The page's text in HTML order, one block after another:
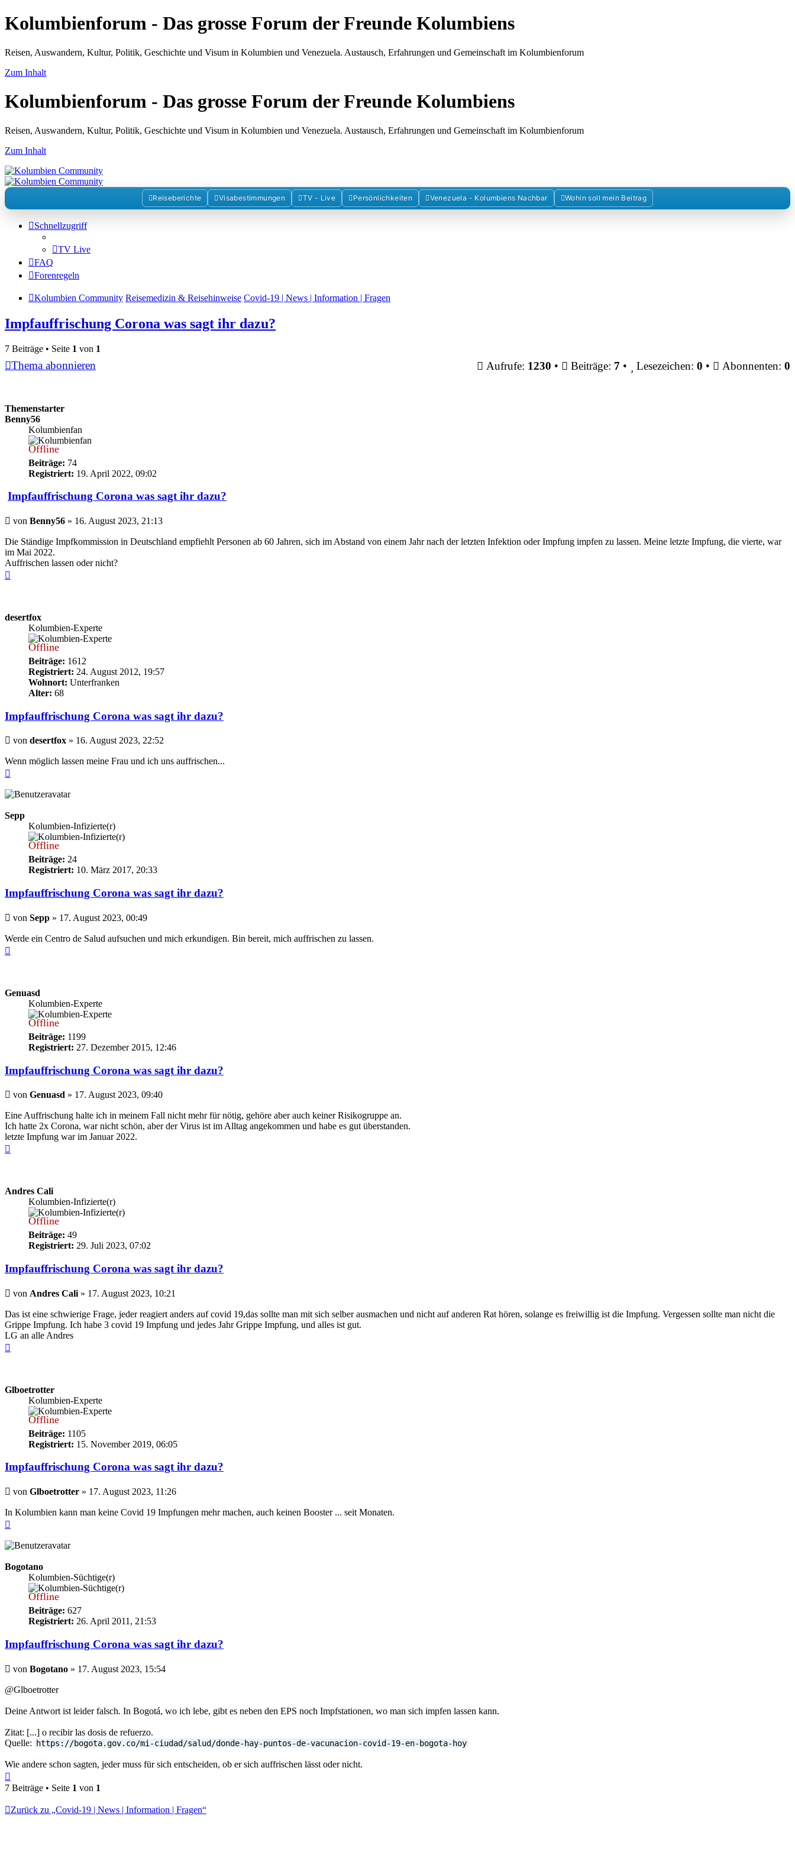
Kolumbienforum - Das grosse Forum der Freunde Kolumbiens
Reisen, Auswandern, Kultur, Politik, Geschichte und Visum in Kolumbien und Venezuela. Austausch, Erfahrungen und Gemeinschaft im Kolumbienforum
Zum Inhalt
Kolumbienforum - Das grosse Forum der Freunde Kolumbiens
Reisen, Auswandern, Kultur, Politik, Geschichte und Visum in Kolumbien und Venezuela. Austausch, Erfahrungen und Gemeinschaft im Kolumbienforum
Zum Inhalt
Reiseberichte Visabestimmungen TV - Live Persönlichkeiten Venezuela - Kolumbiens Nachbar Wohin soll mein Beitrag
Schnellzugriff
TV Live
FAQ
Forenregeln
Kolumbien Community Reisemedizin & Reisehinweise Covid-19 | News | Information | Fragen
Impfauffrischung Corona was sagt ihr dazu?
7 Beiträge • Seite 1 von 1
Thema abonnieren Aufrufe: 1230 • Beiträge: 7 • Lesezeichen: 0 • Abonnenten: 0
Themenstarter
Benny56
Kolumbienfan
Offline
Beiträge: 74
Registriert: 19. April 2022, 09:02
Impfauffrischung Corona was sagt ihr dazu?
Beitrag
von Benny56 » 16. August 2023, 21:13
Die Ständige Impfkommission in Deutschland empfiehlt Personen ab 60 Jahren, sich im Abstand von einem Jahr nach der letzten Infektion oder Impfung impfen zu lassen. Meine letzte Impfung, die vierte, war
im Mai 2022.
Auffrischen lassen oder nicht?
desertfox
Kolumbien-Experte
Offline
Beiträge: 1612
Registriert: 24. August 2012, 19:57
Wohnort: Unterfranken
Alter: 68
Impfauffrischung Corona was sagt ihr dazu?
Beitrag
von desertfox » 16. August 2023, 22:52
Wenn möglich lassen meine Frau und ich uns auffrischen...
Sepp
Kolumbien-Infizierte(r)
Offline
Beiträge: 24
Registriert: 10. März 2017, 20:33
Impfauffrischung Corona was sagt ihr dazu?
Beitrag
von Sepp » 17. August 2023, 00:49
Werde ein Centro de Salud aufsuchen und mich erkundigen. Bin bereit, mich auffrischen zu lassen.
Genuasd
Kolumbien-Experte
Offline
Beiträge: 1199
Registriert: 27. Dezember 2015, 12:46
Impfauffrischung Corona was sagt ihr dazu?
Beitrag
von Genuasd » 17. August 2023, 09:40
Eine Auffrischung halte ich in meinem Fall nicht mehr für nötig, gehöre aber auch keiner Risikogruppe an.
Ich hatte 2x Corona, war nicht schön, aber der Virus ist im Alltag angekommen und habe es gut überstanden.
letzte Impfung war im Januar 2022.
Andres Cali
Kolumbien-Infizierte(r)
Offline
Beiträge: 49
Registriert: 29. Juli 2023, 07:02
Impfauffrischung Corona was sagt ihr dazu?
Beitrag
von Andres Cali » 17. August 2023, 10:21
Das ist eine schwierige Frage, jeder reagiert anders auf covid 19,das sollte man mit sich selber ausmachen und nicht auf anderen Rat hören, solange es freiwillig ist die Impfung. Vergessen sollte man nicht die
Grippe Impfung. Ich habe 3 covid 19 Impfung und jedes Jahr Grippe Impfung, und alles ist gut.
LG an alle Andres
Glboetrotter
Kolumbien-Experte
Offline
Beiträge: 1105
Registriert: 15. November 2019, 06:05
Impfauffrischung Corona was sagt ihr dazu?
Beitrag
von Glboetrotter » 17. August 2023, 11:26
In Kolumbien kann man keine Covid 19 Impfungen mehr machen, auch keinen Booster ... seit Monaten.
Bogotano
Kolumbien-Süchtige(r)
Offline
Beiträge: 627
Registriert: 26. April 2011, 21:53
Impfauffrischung Corona was sagt ihr dazu?
Beitrag
von Bogotano » 17. August 2023, 15:54
@Glboetrotter
Deine Antwort ist leider falsch. In Bogotá, wo ich lebe, gibt es neben den EPS noch Impfstationen, wo man sich impfen lassen kann.
Zitat: [...] o recibir las dosis de refuerzo.
Quelle:
https://bogota.gov.co/mi-ciudad/salud/donde-hay-puntos-de-vacunacion-covid-19-en-bogota-hoy
Wie andere schon sagten, jeder muss für sich entscheiden, ob er sich auffrischen lässt oder nicht.
oben
7 Beiträge • Seite 1 von 1
Zurück zu „Covid-19 | News | Information | Fragen“